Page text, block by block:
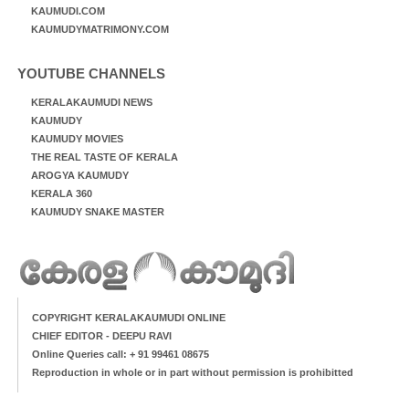
KAUMUDI.COM
KAUMUDYMATRIMONY.COM
YOUTUBE CHANNELS
KERALAKAUMUDI NEWS
KAUMUDY
KAUMUDY MOVIES
THE REAL TASTE OF KERALA
AROGYA KAUMUDY
KERALA 360
KAUMUDY SNAKE MASTER
COPYRIGHT KERALAKAUMUDI ONLINE
CHIEF EDITOR - DEEPU RAVI
Online Queries call: + 91 99461 08675
Reproduction in whole or in part without permission is prohibitted